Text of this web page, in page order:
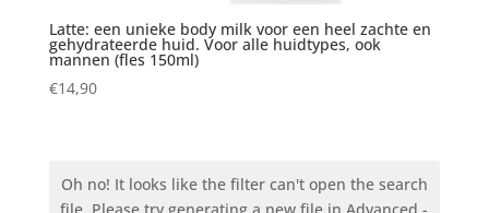
Latte: een unieke body milk voor een heel zachte en
gehydrateerde huid. Voor alle huidtypes, ook
mannen (fles 150ml)
€14,90
Oh no! It looks like the filter can't open the search